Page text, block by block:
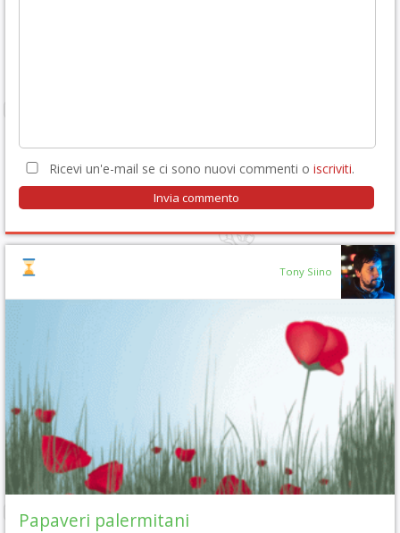
Ricevi un'e-mail se ci sono nuovi commenti o iscriviti.
Tony Siino
Papaveri palermitani